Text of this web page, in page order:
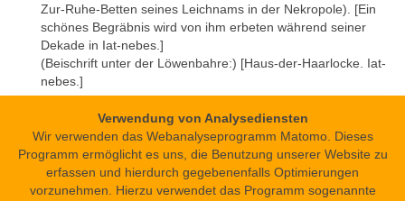
Zur-Ruhe-Betten seines Leichnams in der Nekropole). [Ein
schönes Begräbnis wird von ihm erbeten während seiner
Dekade in Iat-nebes.]
(Beischrift unter der Löwenbahre:) [Haus-der-Haarlocke. Iat-
nebes.]
15 er kann nicht (mehr) sprechen ([nn] [mdwi̯=f]): Ergänzt
nach Dekade 12:[jw ḥr n.j ẖr.j dḥr.t=f] nn mdwi̯.n=f nn
mꜣꜣ.n=f nn [...].
Verwendung von Analysediensten
Wir verwenden das Webanalyseprogramm Matomo. Dieses
Programm ermöglicht es uns, die Benutzung unserer Website zu
erfassen und hierdurch gegebenenfalls Optimierungen
vorzunehmen. Hierzu verwendet das Programm sogenannte